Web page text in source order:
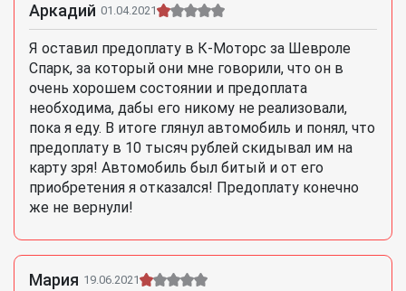
Аркадий 01.04.2021
Я оставил предоплату в К-Моторс за Шевроле
Спарк, за который они мне говорили, что он в
очень хорошем состоянии и предоплата
необходима, дабы его никому не реализовали,
пока я еду. В итоге глянул автомобиль и понял, что
предоплату в 10 тысяч рублей скидывал им на
карту зря! Автомобиль был битый и от его
приобретения я отказался! Предоплату конечно
же не вернули!
Мария 19.06.2021